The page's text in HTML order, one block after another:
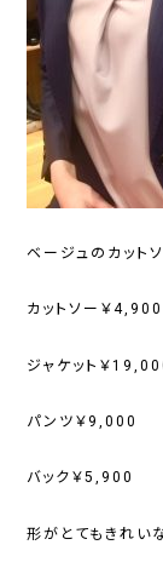
ベージュのカット
カットソー￥4,900
ジャケット￥
パンツ￥9,000
バック￥5,900
形がとてもきれい